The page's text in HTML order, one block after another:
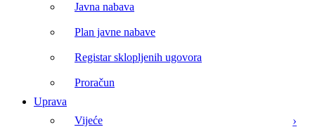
Javna nabava
Plan javne nabave
Registar sklopljenih ugovora
Proračun
Uprava
Vijeće